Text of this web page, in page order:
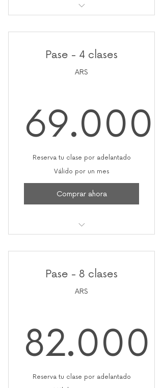
Pase - 4 clases
ARS
69.000
Reserva tu clase por adelantado
Válido por un mes
Comprar ahora
Pase - 8 clases
ARS
82.000
Reserva tu clase por adelantado